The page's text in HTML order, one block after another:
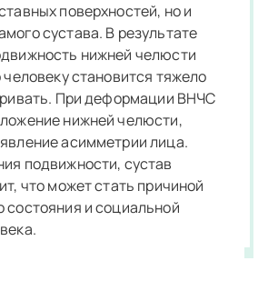
поверхностей, но и
сустава. В результате
нижней челюсти
человеку становится тяжело
При деформации ВНЧС
нижней челюсти,
асимметрии лица.
подвижности, сустав
что может стать причиной
состояния и социальной